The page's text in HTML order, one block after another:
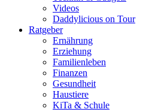
Videos
Daddylicious on Tour
Ratgeber
Ernährung
Erziehung
Familienleben
Finanzen
Gesundheit
Haustiere
KiTa & Schule